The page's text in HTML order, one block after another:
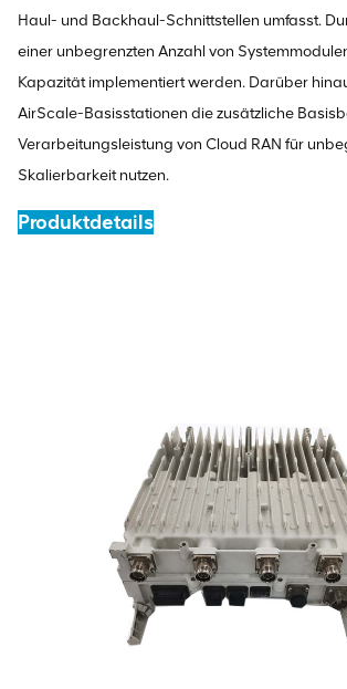
Haul- und Backhaul-Schnittstellen umfasst.
einer unbegrenzten Anzahl von
Kapazität implementiert werden. Darüber
AirScale-Basisstationen die zusätzliche
Verarbeitungsleistung von Cloud RAN für
Skalierbarkeit nutzen.
Produktdetails